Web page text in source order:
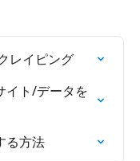
レイピング
イト/データを
る方法